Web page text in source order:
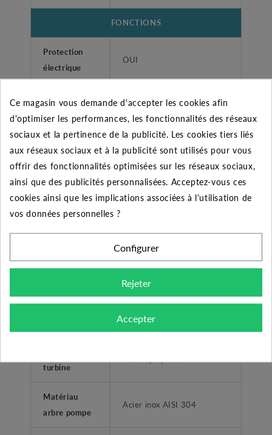
FONCTIONS
Protection
électrique
OUI
Coffret de
démarrage
OUI
Clapet anti-
retour intégré
OUI
Type de
sécurité
Protection thermo-
ampèremetrique
CONSTRUCTION POMPE
Matériau
Inox / Technopolymère
Matériau
Acier inox AISI 304
turbine
Technopolymère
Matériau
arbre pompe
Acier inox AISI 304
Ce magasin vous demande d'accepter les cookies afin
d'optimiser les performances, les fonctionnalités des réseaux
sociaux et la pertinence de la publicité. Les cookies tiers liés
aux réseaux sociaux et à la publicité sont utilisés pour vous
offrir des fonctionnalités optimisées sur les réseaux sociaux,
ainsi que des publicités personnalisées. Acceptez-vous ces
cookies ainsi que les implications associées à l'utilisation de
vos données personnelles ?
Configurer
Rejeter
Accepter